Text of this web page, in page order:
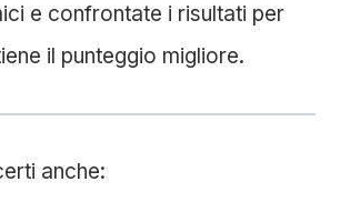
e confrontate i risultati per
il punteggio migliore.
anche: